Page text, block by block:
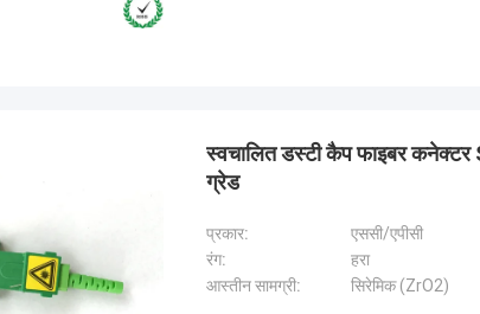
स्वचालित डस्टी कैप फाइबर कनेक्टर
ग्रेड
प्रकार:
एससी/एपीसी
रंग:
हरा
आस्तीन सामग्री:
सिरेमिक (ZrO2)